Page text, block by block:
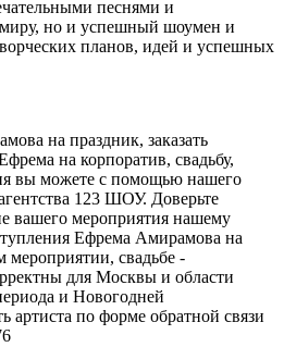
песнями и
но и успешный шоумен и
планов, идей и успешных
на праздник, заказать
на корпоратив, свадьбу,
вы можете с помощью нашего
123 ШОУ. Доверьте
вашего мероприятия нашему
Ефрема Амирамова на
мероприятии, свадьбе -
для Москвы и области
и Новогодней
артиста по форме обратной связи